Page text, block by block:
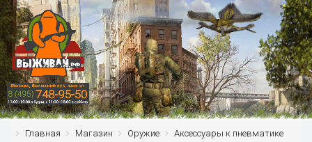
Главная Магазин Оружие Аксессуары к пневматике